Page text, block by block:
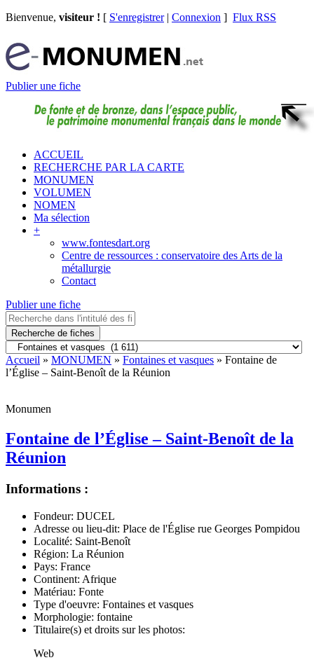
Bienvenue, visiteur ! [ S'enregistrer| Connexion ] Flux RSS
Publier une fiche
ACCUEIL
RECHERCHE PAR LA CARTE
MONUMEN
VOLUMEN
NOMEN
Ma sélection
+
www.fontesdart.org
Centre de ressources : conservatoire des Arts de la
métallurgie
Contact
Publier une fiche
Recherche de fiches
Accueil » MONUMEN » Fontaines et vasques » Fontaine de
l’Église – Saint-Benoît de la Réunion
Monumen
Fontaine de l’Église – Saint-Benoît de la
Réunion
Informations :
Fondeur: DUCEL
Adresse ou lieu-dit: Place de l'Église rue Georges Pompidou
Localité: Saint-Benoît
Région: La Réunion
Pays: France
Continent: Afrique
Matériau: Fonte
Type d'oeuvre: Fontaines et vasques
Morphologie: fontaine
Titulaire(s) et droits sur les photos:
Web